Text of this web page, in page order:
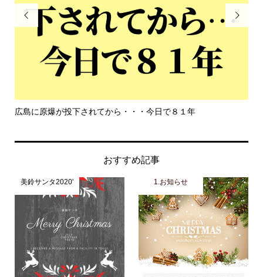

広島に原爆が投下されてから・・・今日で８１年

おすすめ記事
美鈴サンタ2020' 1.お知らせ